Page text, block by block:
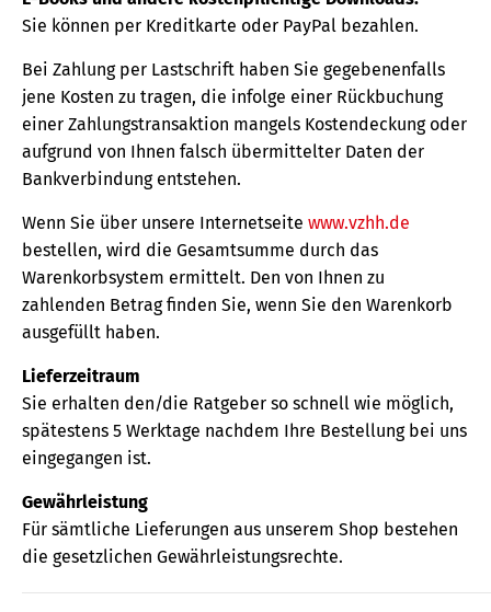
Sie können per Kreditkarte oder PayPal bezahlen.
Bei Zahlung per Lastschrift haben Sie gegebenenfalls
jene Kosten zu tragen, die infolge einer Rückbuchung
einer Zahlungstransaktion mangels Kostendeckung oder
aufgrund von Ihnen falsch übermittelter Daten der
Bankverbindung entstehen.
Wenn Sie über unsere Internetseite www.vzhh.de
bestellen, wird die Gesamtsumme durch das
Warenkorbsystem ermittelt. Den von Ihnen zu
zahlenden Betrag finden Sie, wenn Sie den Warenkorb
ausgefüllt haben.
Lieferzeitraum
Sie erhalten den/die Ratgeber so schnell wie möglich,
spätestens 5 Werktage nachdem Ihre Bestellung bei uns
eingegangen ist.
Gewährleistung
Für sämtliche Lieferungen aus unserem Shop bestehen
die gesetzlichen Gewährleistungsrechte.